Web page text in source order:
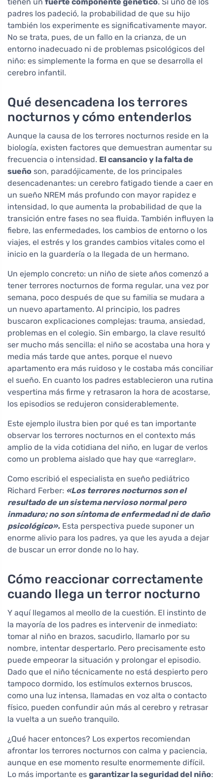
padres los padeció, la probabilidad de que su hijo
también los experimente es significativamente mayor.
No se trata, pues, de un fallo en la crianza, de un
entorno inadecuado ni de problemas psicológicos del
niño: es simplemente la forma en que se desarrolla el
cerebro infantil.
Qué desencadena los terrores
nocturnos y cómo entenderlos
Aunque la causa de los terrores nocturnos reside en la
biología, existen factores que demuestran aumentar su
frecuencia o intensidad. El cansancio y la falta de
sueño son, paradójicamente, de los principales
desencadenantes: un cerebro fatigado tiende a caer en
un sueño NREM más profundo con mayor rapidez e
intensidad, lo que aumenta la probabilidad de que la
transición entre fases no sea fluida. También influyen la
fiebre, las enfermedades, los cambios de entorno o los
viajes, el estrés y los grandes cambios vitales como el
inicio en la guardería o la llegada de un hermano.
Un ejemplo concreto: un niño de siete años comenzó a
tener terrores nocturnos de forma regular, una vez por
semana, poco después de que su familia se mudara a
un nuevo apartamento. Al principio, los padres
buscaron explicaciones complejas: trauma, ansiedad,
problemas en el colegio. Sin embargo, la clave resultó
ser mucho más sencilla: el niño se acostaba una hora y
media más tarde que antes, porque el nuevo
apartamento era más ruidoso y le costaba más conciliar
el sueño. En cuanto los padres establecieron una rutina
vespertina más firme y retrasaron la hora de acostarse,
los episodios se redujeron considerablemente.
Este ejemplo ilustra bien por qué es tan importante
observar los terrores nocturnos en el contexto más
amplio de la vida cotidiana del niño, en lugar de verlos
como un problema aislado que hay que «arreglar».
Como escribió el especialista en sueño pediátrico
Richard Ferber: «Los terrores nocturnos son el
resultado de un sistema nervioso normal pero
inmaduro; no son síntoma de enfermedad ni de daño
psicológico». Esta perspectiva puede suponer un
enorme alivio para los padres, ya que les ayuda a dejar
de buscar un error donde no lo hay.
Cómo reaccionar correctamente
cuando llega un terror nocturno
Y aquí llegamos al meollo de la cuestión. El instinto de
la mayoría de los padres es intervenir de inmediato:
tomar al niño en brazos, sacudirlo, llamarlo por su
nombre, intentar despertarlo. Pero precisamente esto
puede empeorar la situación y prolongar el episodio.
Dado que el niño técnicamente no está despierto pero
tampoco dormido, los estímulos externos bruscos,
como una luz intensa, llamadas en voz alta o contacto
físico, pueden confundir aún más al cerebro y retrasar
la vuelta a un sueño tranquilo.
¿Qué hacer entonces? Los expertos recomiendan
afrontar los terrores nocturnos con calma y paciencia,
aunque en ese momento resulte enormemente difícil.
Lo más importante es garantizar la seguridad del niño: